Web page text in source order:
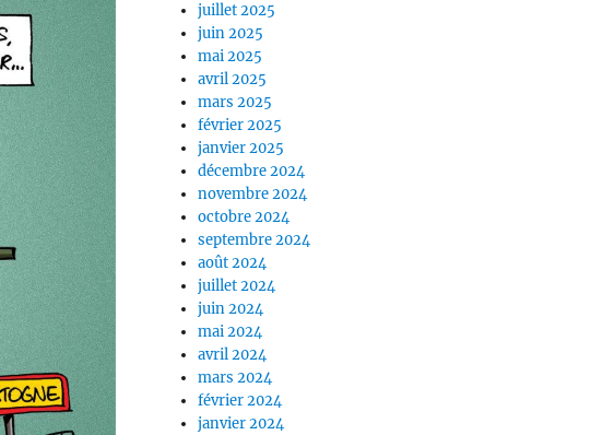
juillet 2025
juin 2025
mai 2025
avril 2025
mars 2025
février 2025
janvier 2025
décembre 2024
novembre 2024
octobre 2024
septembre 2024
août 2024
juillet 2024
juin 2024
mai 2024
avril 2024
mars 2024
février 2024
janvier 2024